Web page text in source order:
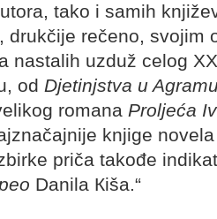
tako i samih
, drukčije rečeno, svojim
nastalih uzduž celog
od Djetinjstva u
romana Proljeća
knjige
priča takođe
Danila Кiša.“